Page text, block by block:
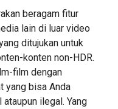
beragam fitur
lain di luar video
ditujukan untuk
konten non-HDR.
film dengan
yang bisa Anda
ilegal. Yang